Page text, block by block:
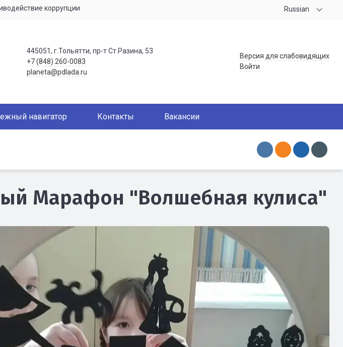
коррупции Russian
445051, г.Тольятти, пр-т Ст.Разина, 53
+7 (848) 260-0083
planeta@pdlada.ru
Версия для слабовидящих
Войти
навигатор Контакты Вакансии
Марафон "Волшебная кулиса"